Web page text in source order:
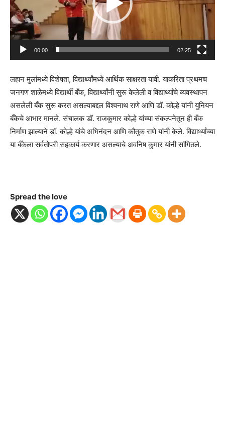
00:00 02:25
लहान मुलांमध्ये विशेषता, विद्यार्थ्यांमध्ये आर्थिक साक्षरता यावी. याकरिता प्रथमच
जनगण शाळेमध्ये विद्यार्थी बँक, विद्यार्थ्यांनी सुरू केलेली व विद्यार्थ्यांचे व्यवस्थापन
असलेली बँक सुरू करत असल्याबद्दल विश्वनाथ राणे आणि डॉ. कोल्हे यांनी युनियन
बँकेचे आभार मानले. संचालक डॉ. राजकुमार कोल्हे यांच्या संकल्पनेतून ही बँक
निर्माण झाल्याने डॉ. कोल्हे यांचे अभिनंदन आणि कौतुक राणे यांनी केले. विद्यार्थ्यांच्या
या बँकेला सर्वतोपरी सहकार्य करणार असल्याचे अवनिष कुमार यांनी सांगितले.
Spread the love